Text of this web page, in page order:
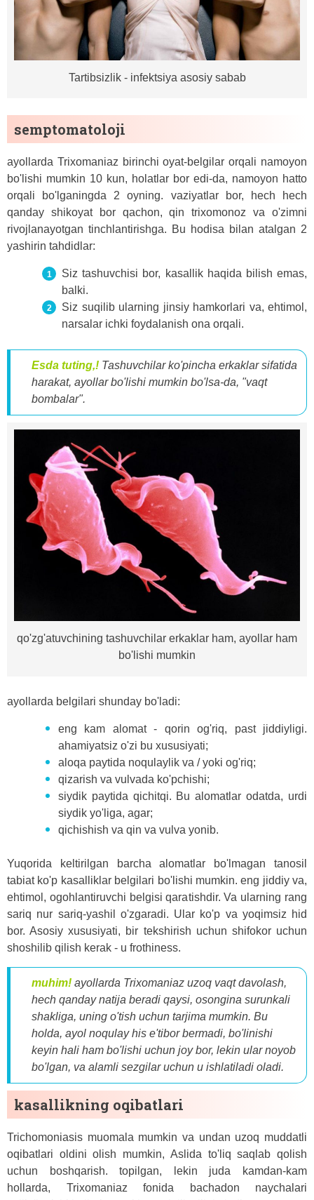
Tartibsizlik - infektsiya asosiy sabab
semptomatoloji
ayollarda Trixomaniaz birinchi oyat-belgilar orqali namoyon
bo'lishi mumkin 10 kun, holatlar bor edi-da, namoyon hatto
orqali bo'lganingda 2 oyning. vaziyatlar bor, hech hech
qanday shikoyat bor qachon, qin trixomonoz va o'zimni
rivojlanayotgan tinchlantirishga. Bu hodisa bilan atalgan 2
yashirin tahdidlar:
Siz tashuvchisi bor, kasallik haqida bilish emas,
balki.
Siz suqilib ularning jinsiy hamkorlari va, ehtimol,
narsalar ichki foydalanish ona orqali.
Esda tuting,! Tashuvchilar ko'pincha erkaklar sifatida
harakat, ayollar bo'lishi mumkin bo'lsa-da, "vaqt
bombalar".
qo'zg'atuvchining tashuvchilar erkaklar ham, ayollar ham
bo'lishi mumkin
ayollarda belgilari shunday bo'ladi:
eng kam alomat - qorin og'riq, past jiddiyligi.
ahamiyatsiz o'zi bu xususiyati;
aloqa paytida noqulaylik va / yoki og'riq;
qizarish va vulvada ko'pchishi;
siydik paytida qichitqi. Bu alomatlar odatda, urdi
siydik yo'liga, agar;
qichishish va qin va vulva yonib.
Yuqorida keltirilgan barcha alomatlar bo'lmagan tanosil
tabiat ko'p kasalliklar belgilari bo'lishi mumkin. eng jiddiy va,
ehtimol, ogohlantiruvchi belgisi qaratishdir. Va ularning rang
sariq nur sariq-yashil o'zgaradi. Ular ko'p va yoqimsiz hid
bor. Asosiy xususiyati, bir tekshirish uchun shifokor uchun
shoshilib qilish kerak - u frothiness.
muhim! ayollarda Trixomaniaz uzoq vaqt davolash,
hech qanday natija beradi qaysi, osongina surunkali
shakliga, uning o'tish uchun tarjima mumkin. Bu
holda, ayol noqulay his e'tibor bermadi, bo'linishi
keyin hali ham bo'lishi uchun joy bor, lekin ular noyob
bo'lgan, va alamli sezgilar uchun u ishlatiladi oladi.
kasallikning oqibatlari
Trichomoniasis muomala mumkin va undan uzoq muddatli
oqibatlari oldini olish mumkin, Aslida to'liq saqlab qolish
uchun boshqarish. topilgan, lekin juda kamdan-kam
hollarda, Trixomaniaz fonida bachadon naychalari